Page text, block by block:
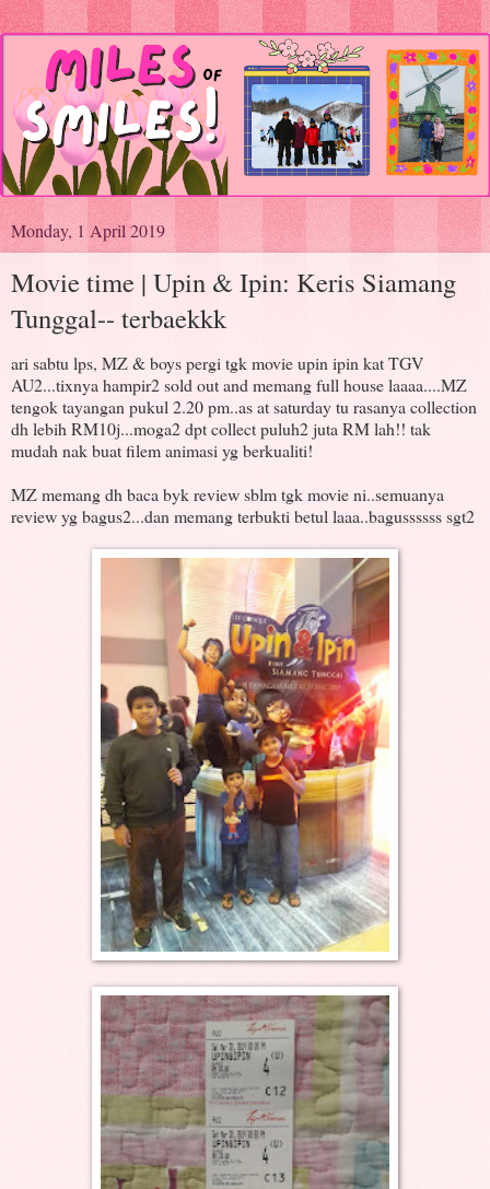
Monday, 1 April 2019
Movie time | Upin & Ipin: Keris Siamang
Tunggal-- terbaekkk
ari sabtu lps, MZ & boys pergi tgk movie upin ipin kat TGV
AU2...tixnya hampir2 sold out and memang full house laaaa....MZ
tengok tayangan pukul 2.20 pm..as at saturday tu rasanya collection
dh lebih RM10j...moga2 dpt collect puluh2 juta RM lah!! tak
mudah nak buat filem animasi yg berkualiti!
MZ memang dh baca byk review sblm tgk movie ni..semuanya
review yg bagus2...dan memang terbukti betul laaa..bagussssss sgt2